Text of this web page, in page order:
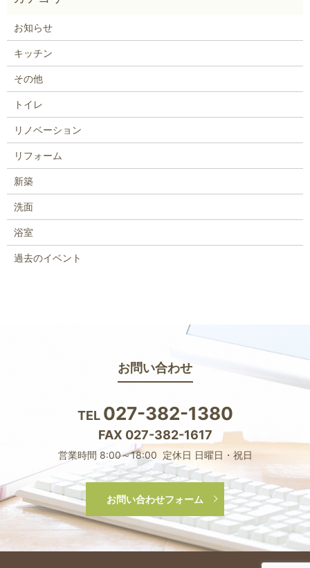
お知らせ
キッチン
その他
トイレ
リノベーション
リフォーム
新築
洗面
浴室
過去のイベント
お問い合わせ
TEL 027-382-1380
FAX 027-382-1617
営業時間 8:00～18:00 定休日 日曜日・祝日
お問い合わせフォーム